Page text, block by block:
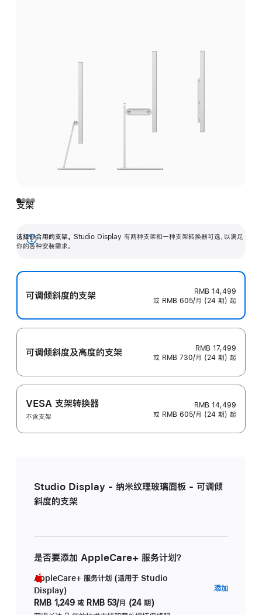
支架
选择你合用的支架。 Studio Display 有两种支架和一种支架转换器可选，以满足
你的各种安装需求。
展
可调倾斜度的支架
RMB 14,499
或 RMB 605/月 (24 期) 起
可调倾斜度及高‍度的支‍架
RMB 17,499
或 RMB 730/月 (24 期) 起
VESA 支架转换器
不含支架
RMB 14,499
或 RMB 605/月 (24 期) 起
Studio Display - 纳米纹理玻璃面板 - 可调倾
斜度的支架
是否要添加 AppleCare+ 服务计划？
AppleCare+ 服务计划 (适用于 Studio
Display)
RMB 1,249 或 RMB 53/月 (24 期)
添加